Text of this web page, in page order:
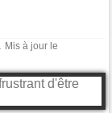
Mis à jour le